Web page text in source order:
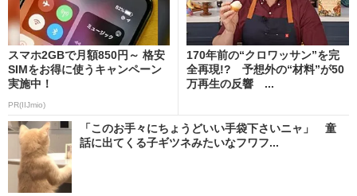
スマホ2GBで月額850円～ 格安
SIMをお得に使うキャンペーン
実施中！
PR(IIJmio)
170年前の“クロワッサン”を完
全再現!? 予想外の“材料”が50
万再生の反響 ...
「このお手々にちょうどいい手袋下さいニャ」 童
話に出てくる子ギツネみたいなフワフ...